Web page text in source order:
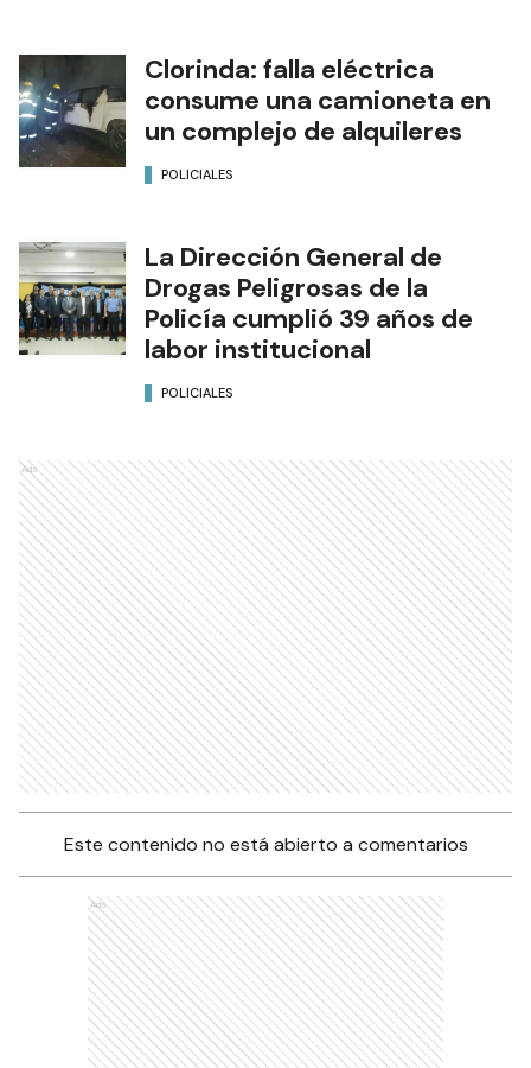
Clorinda: falla eléctrica
consume una camioneta en
un complejo de alquileres
POLICIALES
La Dirección General de
Drogas Peligrosas de la
Policía cumplió 39 años de
labor institucional
POLICIALES
Ads
Este contenido no está abierto a comentarios
Ads